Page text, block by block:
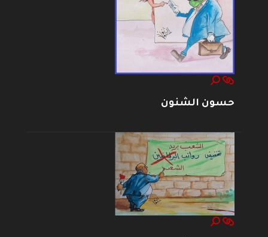
حسون الشنون